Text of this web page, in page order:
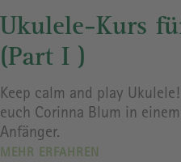
Ukulele-Kurs
(Part I )
Keep calm and play
euch Corinna Blum in
Anfänger.
MEHR ERFAHREN